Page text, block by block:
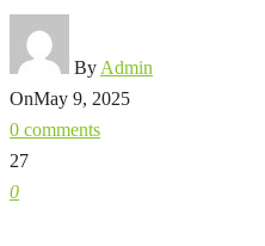
By Admin
OnMay 9, 2025
0 comments
27
0